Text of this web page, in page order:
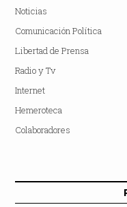
Noticias
Comunicación Política
Libertad de Prensa
Radio y Tv
Internet
Hemeroteca
Colaboradores